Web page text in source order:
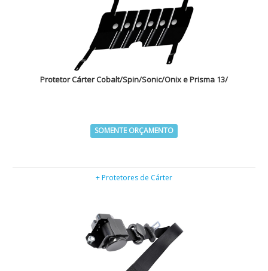
Protetor Cárter Cobalt/Spin/Sonic/Onix e Prisma 13/
SOMENTE ORÇAMENTO
+ Protetores de Cárter